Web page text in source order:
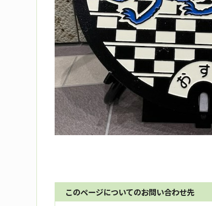
このページについてのお問い合わせ先